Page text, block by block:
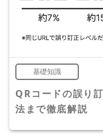
基礎知識
QRコードの誤り
法まで徹底解説